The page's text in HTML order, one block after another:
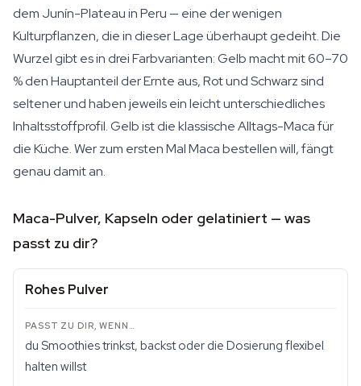
dem Junín-Plateau in Peru — eine der wenigen
Kulturpflanzen, die in dieser Lage überhaupt gedeiht. Die
Wurzel gibt es in drei Farbvarianten: Gelb macht mit 60–70
% den Hauptanteil der Ernte aus, Rot und Schwarz sind
seltener und haben jeweils ein leicht unterschiedliches
Inhaltsstoffprofil. Gelb ist die klassische Alltags-Maca für
die Küche. Wer zum ersten Mal Maca bestellen will, fängt
genau damit an.
Maca-Pulver, Kapseln oder gelatiniert — was
passt zu dir?
Rohes Pulver
du Smoothies trinkst, backst oder die Dosierung flexibel
halten willst